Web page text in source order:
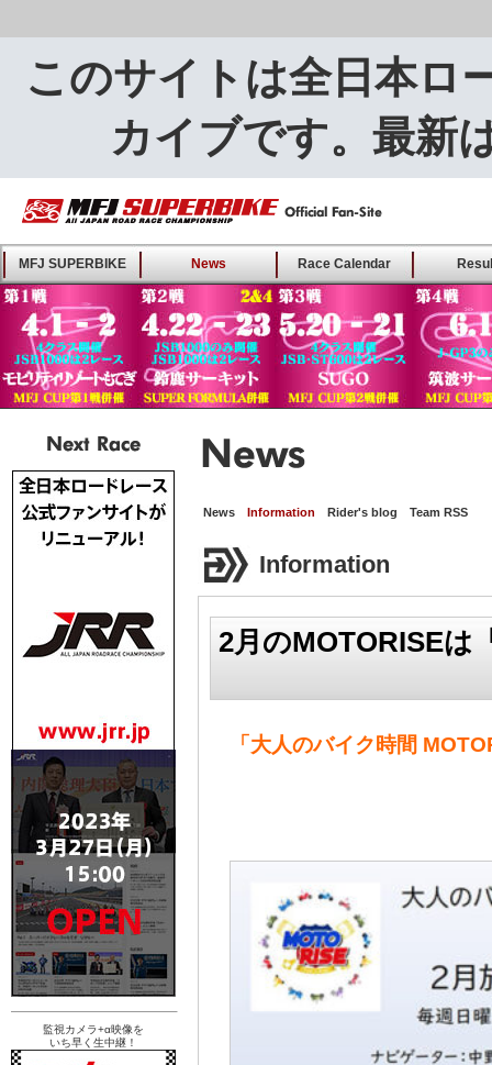
このサイトは全日本ロ
カイブです。最新
MFJ SUPERBIKE ALL
JAPAN ROAD RACE
CHAMPIONSHIP - Offical
Fan-Site
MFJ SUPERBIKE News Race Calendar
Next Race
監視カメラ+α映像を
いち早く生中継！
News Information Rider's blog Team RSS
Information
2月のMOTORISEは
「大人のバイク時間